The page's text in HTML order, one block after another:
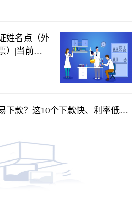
姓名点（外
）|当前快
下款？这10个下款快、利率低、